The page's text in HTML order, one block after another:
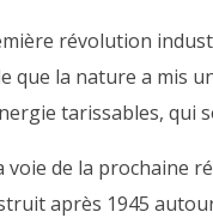
révolution
que la nature a mis
tarissables,
voie de la prochaine
après 1945